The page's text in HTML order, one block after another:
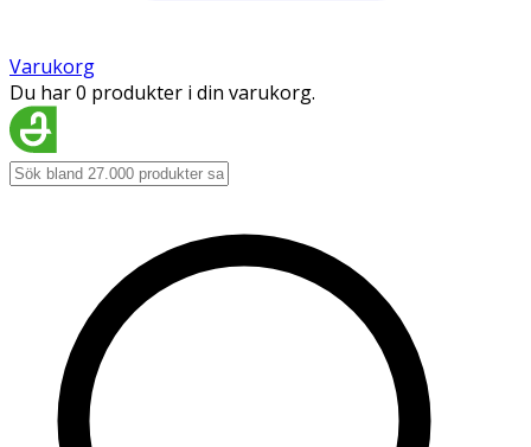
Varukorg
Du har 0 produkter i din varukorg.